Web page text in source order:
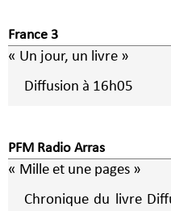
France 3
« Un jour, un livre »
Diffusion à 16h05
PFM Radio Arras
« Mille et une pages »
Chronique du livre Diffusion à 9h15 et rediffusions le